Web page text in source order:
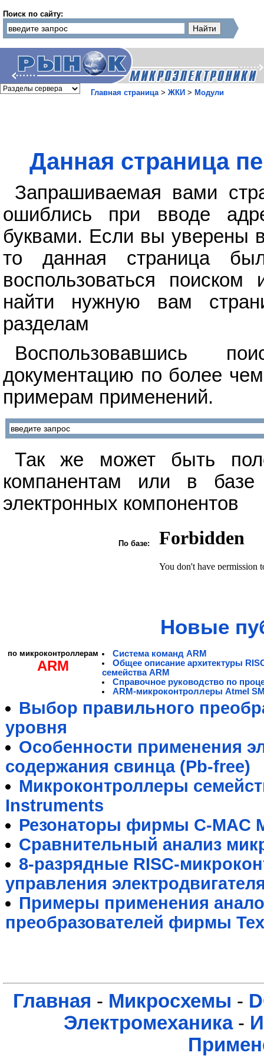
Поиск по сайту:
Главная страница> ЖКИ > Модули
Данная страница
Запрашиваемая вами
ошиблись при вводе
буквами. Если вы уверены
то данная страница
воспользоваться поиском
найти нужную вам
разделам
Воспользовавшись
документацию по более
примерам применений.
Так же может быть
компанентам или в базе
электронных компонентов
По базе:
Новые
по микроконтроллерам
ARM
Система команд ARM
Общее описание архитектуры
семейства ARM
Справочное руководство по
ARM-микроконтроллеры Atmel
Выбор правильного
уровня
Особенности применения
содержания свинца (Pb-free)
Микроконтроллеры
Instruments
Резонаторы фирмы C-MAC
Сравнительный анализ
8-разрядные RISC-
управления
Примеры применения
преобразователей фирмы
Главная - Микросхемы -
Электромеханика-